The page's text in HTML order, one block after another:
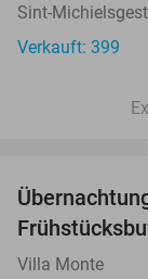
Sint-
Verkauft: 399
Villa Monte